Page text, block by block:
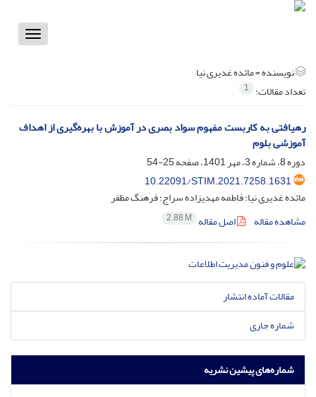
Toggle
نویسنده =مائده غدیری نیا
تعداد مقالات: 1
رهیافتی به کاربست مفهوم سواد بصری در آموزش با بهره‌‌گیری از اهداف
آموزشی بلوم
دوره 8، شماره 3، مهر 1401، صفحه
25-54
10.22091/STIM.2021.7258.1631
مائده غدیری نیا؛ فاطمه مهدیزاده سراج؛ فرهنگ مظفر
مشاهده مقاله
اصل مقاله 2.88 M
مقالات آماده انتشار
شماره جاری
شماره‌های پیشین نشریه